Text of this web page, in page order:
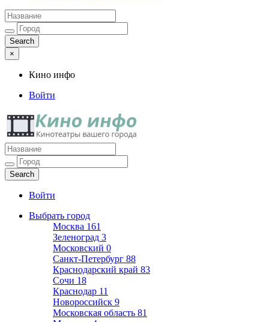
×
Кино инфо
Войти
Кино инфо
Кинотеатры вашего города
Войти
Выбрать город
Москва 161
Зеленоград 3
Московский 0
Санкт-Петербург 88
Краснодарский край 83
Сочи 18
Краснодар 11
Новороссийск 9
Московская область 81